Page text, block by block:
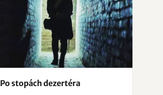
Po stopách dezertéra